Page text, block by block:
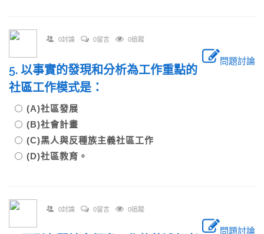
0討論 0留言 0追蹤
問題討論
5. 以事實的發現和分析為工作重點的
社區工作模式是：
(A)社區發展
(B)社會計畫
(C)黑人與反種族主義社區工作
(D)社區教育。
0討論 0留言 0追蹤
問題討論